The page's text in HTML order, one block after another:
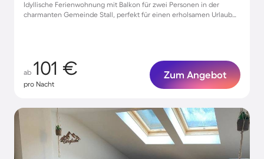
Idyllische Ferienwohnung mit Balkon für zwei Personen in der
charmanten Gemeinde Stall, perfekt für einen erholsamen Urlaub
ab 101 €
pro Nacht
Zum Angebot